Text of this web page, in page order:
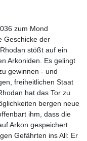
zum Mond
Geschicke der
stößt auf ein
Arkoniden. Es gelingt
gewinnen - und
freiheitlichen Staat
hat das Tor zu
bergen neue
ihm, dass die
Arkon gespeichert
Gefährten ins All: Er